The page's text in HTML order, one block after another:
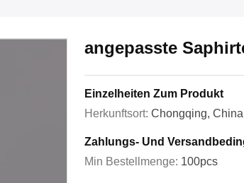
angepasste
Einzelheiten Zum Produkt
Herkunftsort: Chongqing, China
Zahlungs- Und
Min Bestellmenge: 100pcs